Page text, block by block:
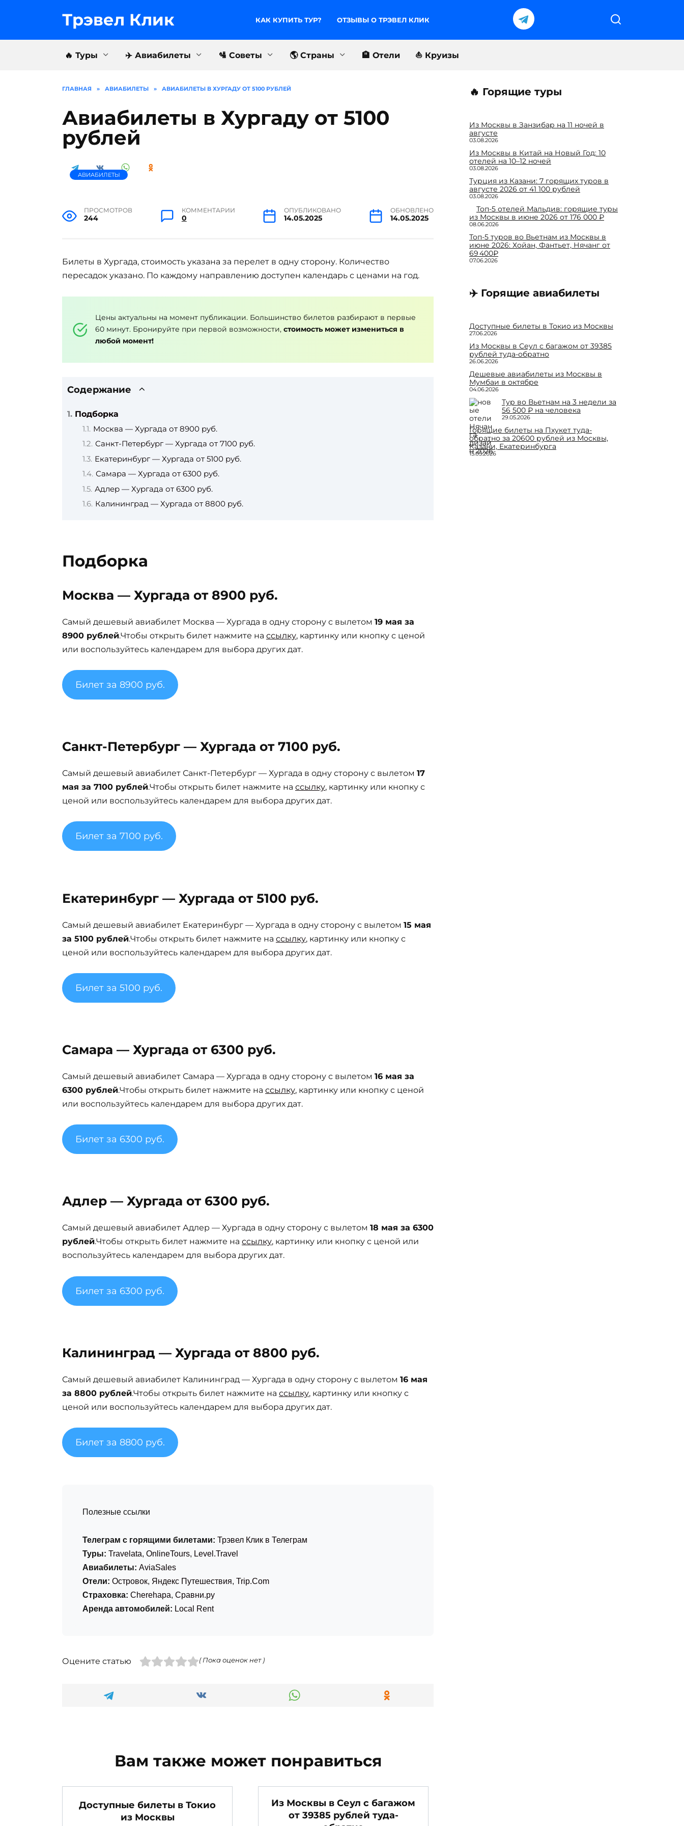
Трэвел Клик КАК КУПИТЬ ТУР? ОТЗЫВЫ О ТРЭВЕЛ КЛИК
🔥 Туры ✈️ Авиабилеты 🛂 Советы 🌎 Страны 🏨 Отели ⛵️ Круизы
ГЛАВНАЯ » АВИАБИЛЕТЫ » АВИАБИЛЕТЫ В ХУРГАДУ ОТ 5100 РУБЛЕЙ
Авиабилеты в Хургаду от 5100
рублей
АВИАБИЛЕТЫ
ПРОСМОТРОВ
244
КОММЕНТАРИИ
0
ОПУБЛИКОВАНО
14.05.2025
ОБНОВЛЕНО
14.05.2025
Билеты в Хургада, стоимость указана за перелет в одну сторону. Количество
пересадок указано. По каждому направлению доступен календарь с ценами на год.
Цены актуальны на момент публикации. Большинство билетов разбирают в первые
60 минут. Бронируйте при первой возможности, стоимость может измениться в
любой момент!
Содержание
Подборка
Москва — Хургада от 8900 руб.
Санкт-Петербург — Хургада от 7100 руб.
Екатеринбург — Хургада от 5100 руб.
Самара — Хургада от 6300 руб.
Адлер — Хургада от 6300 руб.
Калининград — Хургада от 8800 руб.
Подборка
Москва — Хургада от 8900 руб.
Самый дешевый авиабилет Москва — Хургада в одну сторону с вылетом 19 мая за
8900 рублей.Чтобы открыть билет нажмите на ссылку, картинку или кнопку с ценой
или воспользуйтесь календарем для выбора других дат.
Билет за 8900 руб.
Санкт-Петербург — Хургада от 7100 руб.
Самый дешевый авиабилет Санкт-Петербург — Хургада в одну сторону с вылетом 17
мая за 7100 рублей.Чтобы открыть билет нажмите на ссылку, картинку или кнопку с
ценой или воспользуйтесь календарем для выбора других дат.
Билет за 7100 руб.
Екатеринбург — Хургада от 5100 руб.
Самый дешевый авиабилет Екатеринбург — Хургада в одну сторону с вылетом 15 мая
за 5100 рублей.Чтобы открыть билет нажмите на ссылку, картинку или кнопку с
ценой или воспользуйтесь календарем для выбора других дат.
Билет за 5100 руб.
Самара — Хургада от 6300 руб.
Самый дешевый авиабилет Самара — Хургада в одну сторону с вылетом 16 мая за
6300 рублей.Чтобы открыть билет нажмите на ссылку, картинку или кнопку с ценой
или воспользуйтесь календарем для выбора других дат.
Билет за 6300 руб.
Адлер — Хургада от 6300 руб.
Самый дешевый авиабилет Адлер — Хургада в одну сторону с вылетом 18 мая за 6300
рублей.Чтобы открыть билет нажмите на ссылку, картинку или кнопку с ценой или
воспользуйтесь календарем для выбора других дат.
Билет за 6300 руб.
Калининград — Хургада от 8800 руб.
Самый дешевый авиабилет Калининград — Хургада в одну сторону с вылетом 16 мая
за 8800 рублей.Чтобы открыть билет нажмите на ссылку, картинку или кнопку с
ценой или воспользуйтесь календарем для выбора других дат.
Билет за 8800 руб.
Полезные ссылки
Телеграм с горящими билетами: Трэвел Клик в Телеграм
Туры: Travelata, OnlineTours, Level.Travel
Авиабилеты: AviaSales
Отели: Островок, Яндекс Путешествия, Trip.Com
Страховка: Cherehapa, Сравни.ру
Аренда автомобилей: Local Rent
Оцените статью ( Пока оценок нет )
Вам также может понравиться
Доступные билеты в Токио
из Москвы
Из Москвы в Сеул с багажом
от 39385 рублей туда-
🔥 Горящие туры
Из Москвы в Занзибар на 11 ночей в
августе
03.08.2026
Из Москвы в Китай на Новый Год: 10
отелей на 10–12 ночей
03.08.2026
Турция из Казани: 7 горящих туров в
августе 2026 от 41 100 рублей
03.08.2026
Топ-5 отелей Мальдив: горящие туры
из Москвы в июне 2026 от 176 000 ₽
08.06.2026
Топ-5 туров во Вьетнам из Москвы в
июне 2026: Хойан, Фантьет, Нячанг от
69 400₽
07.06.2026
✈️ Горящие авиабилеты
Доступные билеты в Токио из Москвы
27.06.2026
Из Москвы в Сеул с багажом от 39385
рублей туда-обратно
26.06.2026
Дешевые авиабилеты из Москвы в
Мумбаи в октябре
04.06.2026
Тур во Вьетнам на 3 недели за
56 500 ₽ на человека
29.05.2026
Горящие билеты на Пхукет туда-
обратно за 20600 рублей из Москвы,
Казани, Екатеринбурга
15.05.2026